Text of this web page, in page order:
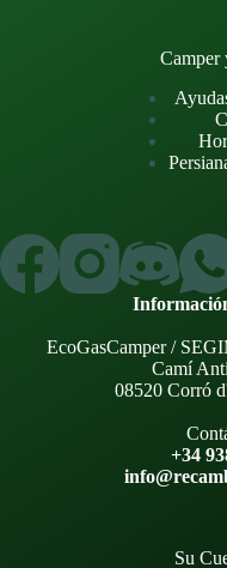
Camper
EcoGasCamper /
Camí
08520 Corró
+34
Su